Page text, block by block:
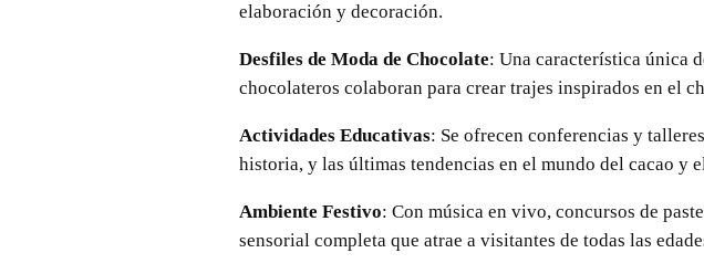
elaboración y decoración.
Desfiles de Moda de Chocolate: Una característica única
chocolateros colaboran para crear trajes inspirados en el
Actividades Educativas: Se ofrecen conferencias y
historia, y las últimas tendencias en el mundo del cacao y
Ambiente Festivo: Con música en vivo, concursos de
sensorial completa que atrae a visitantes de todas las